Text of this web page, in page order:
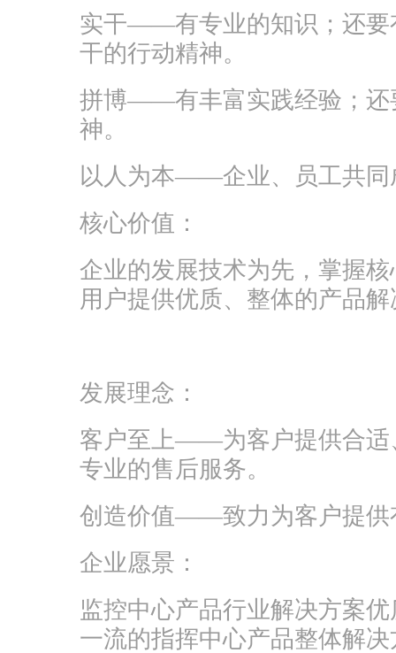
实干——有专业的知识；还要
干的行动精神。
拼博——有丰富实践经验；还
神。
以人为本——企业、员工共同
核心价值：
企业的发展技术为先，掌握
用户提供优质、整体的产品
发展理念：
客户至上——为客户提供合适
专业的售后服务。
创造价值——致力为客户提供
企业愿景：
监控中心产品行业解决方案
一流的指挥中心产品整体解